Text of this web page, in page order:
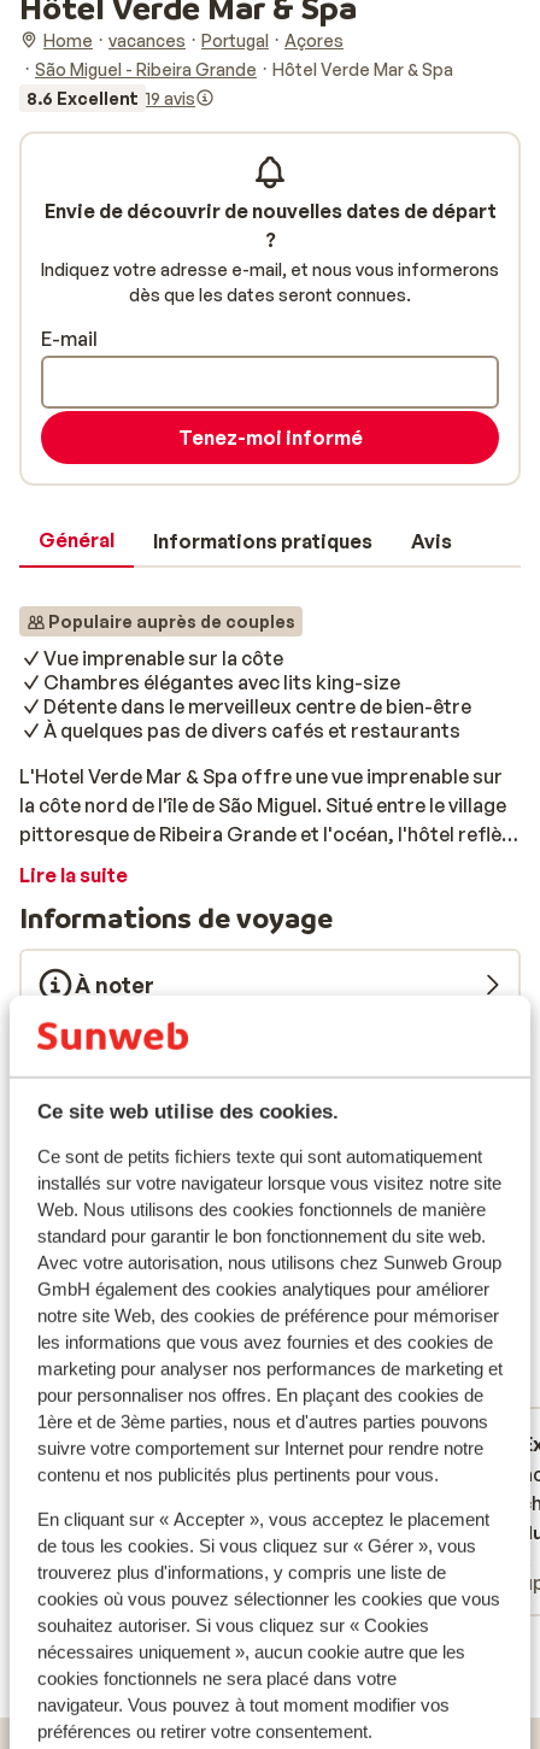
Ce site web utilise des cookies.
Ce sont de petits fichiers texte qui sont automatiquement
installés sur votre navigateur lorsque vous visitez notre site
Web. Nous utilisons des cookies fonctionnels de manière
standard pour garantir le bon fonctionnement du site web.
Avec votre autorisation, nous utilisons chez Sunweb Group
GmbH également des cookies analytiques pour améliorer
notre site Web, des cookies de préférence pour mémoriser
les informations que vous avez fournies et des cookies de
marketing pour analyser nos performances de marketing et
pour personnaliser nos offres. En plaçant des cookies de
1ère et de 3ème parties, nous et d'autres parties pouvons
suivre votre comportement sur Internet pour rendre notre
contenu et nos publicités plus pertinents pour vous.
En cliquant sur « Accepter », vous acceptez le placement
de tous les cookies. Si vous cliquez sur « Gérer », vous
trouverez plus d'informations, y compris une liste de
cookies où vous pouvez sélectionner les cookies que vous
souhaitez autoriser. Si vous cliquez sur « Cookies
nécessaires uniquement », aucun cookie autre que les
cookies fonctionnels ne sera placé dans votre
navigateur. Vous pouvez à tout moment modifier vos
préférences ou retirer votre consentement.
Home vacances Portugal
Açores
São Miguel - Ribeira Grande
Hôtel Verde Mar & Spa
8.6 Excellent 19 avis
Général Informations pratiques Avis
Populaire auprès de couples
Vue imprenable sur la côte
Chambres élégantes avec lits king-size
Détente dans le merveilleux centre de bien-être
À quelques pas de divers cafés et restaurants
L'Hotel Verde Mar & Spa offre une vue imprenable sur
la côte nord de l'île de São Miguel. Situé entre le village
pittoresque de Ribeira Grande et l'océan, l'hôtel reflète
ces influences. Les chambres sont décorées de façon
toutes les chambres disposent de confortables lits
king-size. Que vous souhaitiez vous détendre ou partir
à l'aventure, l'Hôtel Verde Mar & Spa et ses environs
portugais au restaurant Terracota, où tous les repas
dans le centre de bien-être. Vous pourrez également
vous détendre au bord de la belle piscine. Dans le
centre historique de Ribeira Grande, vous trouverez
une multitude de cafés, restaurants et de musées.
Vous souhaitez en découvrir davantage sur l'île? Nous
vous recommandons alors de louer une voiture de
location. Explorez les réserves naturelles des environs,
et, avec un peu de chance, vous apercevrez peut-être
des dauphins et des baleines dans l'océan.
Lire la suite
Informations de voyage
À noter
Formule
Ce que les clients pensent
Ce sont des avis clients 100 % authentiques qui
reflètent fidèlement leur expérience avec notre
produit. En savoir plus sur les avis
8.6 Excellent
19 avis
Réservé principalement par couples
8.4 Excellent
21 mai 2026
Ruim opgezet. Vriendelijke bediening.
Ruim opgezet. Vriendelijke bediening.
Traduire en français (FR)
Heer Nieuwboer
Amis
8.7
Mooi
Mooi
Voir tous les 19 avis
Envie de découvrir de nouvelles dates de départ
?
Indiquez votre adresse e-mail, et nous vous informerons
dès que les dates seront connues.
E-mail
Tenez-moi informé